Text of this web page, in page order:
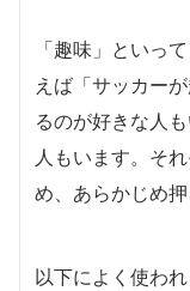
「趣味」といっ
えば「サッカー
るのが好きな人
人もいます。そ
め、あらかじめ押
以下によく使わ